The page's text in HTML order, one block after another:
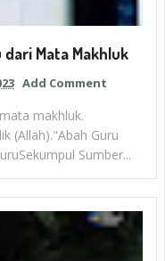
Mata Makhluk
Add Comment
makhluk.
(Allah)."Abah Guru
Sumber...